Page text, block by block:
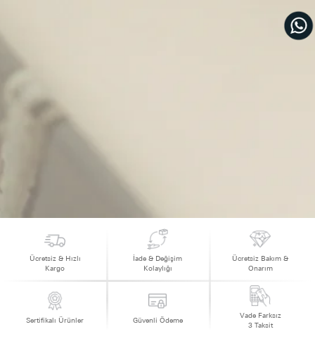
Ücretsiz & Hızlı
Kargo
İade & Değişim
Kolaylığı
Ücretsiz Bakım &
Onarım
Sertifikalı Ürünler Güvenli Ödeme
Vade Farksız
3 Taksit